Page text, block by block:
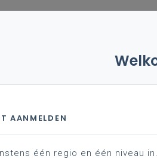
AANMELDEN
één regio en één niveau